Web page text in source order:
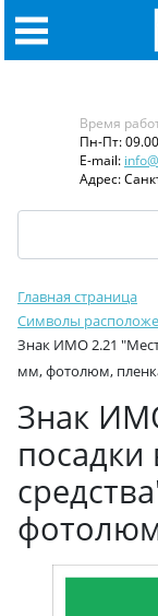
Время
Пн-Пт:
E-mail:
Адрес:
Главная страница
Символы
Знак ИМО 2.21
мм, фотолюм,
Знак
посадки